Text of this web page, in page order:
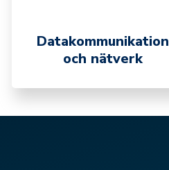
Datakommunikation
och nätverk